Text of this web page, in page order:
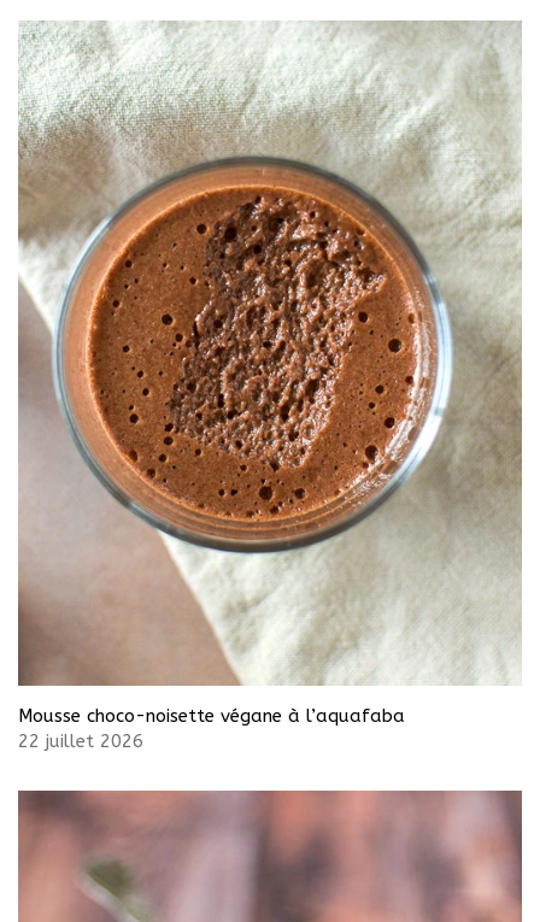
Mousse choco-noisette végane à l’aquafaba
22 juillet 2026